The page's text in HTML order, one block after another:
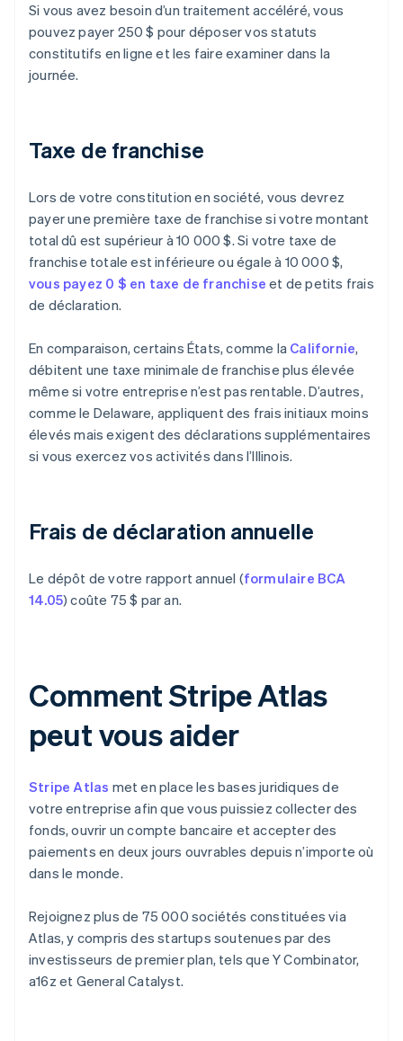
Si vous avez besoin d’un traitement accéléré, vous
pouvez payer 250 $ pour déposer vos statuts
constitutifs en ligne et les faire examiner dans la
journée.
Taxe de franchise
Lors de votre constitution en société, vous devrez
payer une première taxe de franchise si votre montant
total dû est supérieur à 10 000 $. Si votre taxe de
franchise totale est inférieure ou égale à 10 000 $,
vous payez 0 $ en taxe de franchise et de petits frais
de déclaration.
En comparaison, certains États, comme la Californie,
débitent une taxe minimale de franchise plus élevée
même si votre entreprise n’est pas rentable. D’autres,
comme le Delaware, appliquent des frais initiaux moins
élevés mais exigent des déclarations supplémentaires
si vous exercez vos activités dans l’Illinois.
Frais de déclaration annuelle
Le dépôt de votre rapport annuel (formulaire BCA
14.05) coûte 75 $ par an.
Comment Stripe Atlas
peut vous aider
Stripe Atlas met en place les bases juridiques de
votre entreprise afin que vous puissiez collecter des
fonds, ouvrir un compte bancaire et accepter des
paiements en deux jours ouvrables depuis n’importe où
dans le monde.
Rejoignez plus de 75 000 sociétés constituées via
Atlas, y compris des startups soutenues par des
investisseurs de premier plan, tels que Y Combinator,
a16z et General Catalyst.